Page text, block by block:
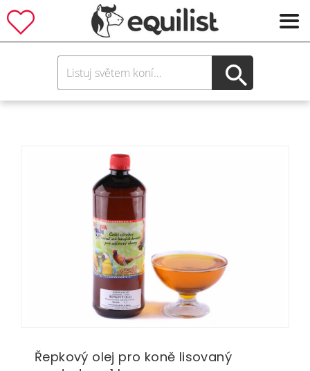
Řepkový olej pro koně lisovaný